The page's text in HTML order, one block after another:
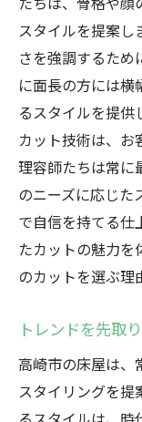
スタイルを提案し
さを強調するた
に面長の方には
るスタイルを提供
カット技術は、お
理容師たちは常に
のニーズに応じた
で自信を持てる仕
たカットの魅力を
のカットを選ぶ理
トレンドを先取
高崎市の床屋は、
スタイリングを提